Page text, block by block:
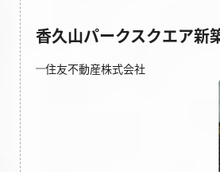
香久山パークスクエア新
住友不動産株式会社